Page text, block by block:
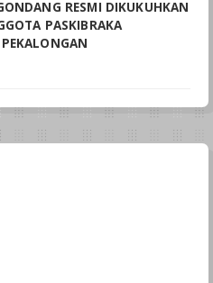
RESMI DIKUKUHKAN
PASKIBRAKA